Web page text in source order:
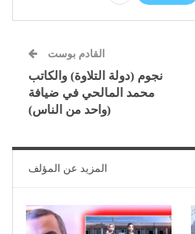
القادم بوست
نجوم (دولة التلاوة) والكاتب
محمد المالحي في ضيافة
(واحد من الناس)
المزيد عن المؤلف